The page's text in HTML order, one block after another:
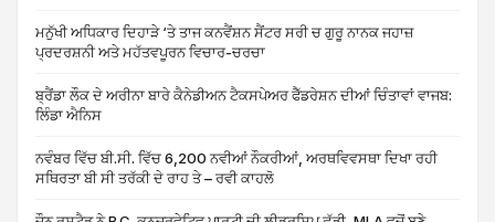
ਮਨੁੱਖੀ ਅਧਿਕਾਰ ਦਿਹਾੜੇ ‘ਤੇ ਤਾਜ ਕਨਵੈਂਸ਼ਨ ਸੈਂਟਰ ਸਰੀ ਚ ਗੁਰੂ ਨਾਨਕ ਜਹਾਜ਼
ਪ੍ਰਦਰਸ਼ਨੀ ਅਤੇ ਮਹੱਤਵਪੂਰਨ ਵਿਚਾਰ-ਚਰਚਾ
ਬ੍ਰੈਂਡਾ ਲੌਕ ਦੇ ਅਰੀਨਾ ਬਾਰੇ ਕੈਨੇਡੀਅਨ ਟੈਕਸਪੇਅਰ ਫੈੱਡਰੇਸ਼ਨ ਦੀਆਂ ਚਿੰਤਾਵਾਂ ਵਾਜਬ:
ਲਿੰਡਾ ਐਨਿਸ
ਨਵੰਬਰ ਵਿੱਚ ਬੀ.ਸੀ. ਵਿੱਚ 6,200 ਨਵੀਆਂ ਨੌਕਰੀਆਂ, ਅਰਥਵਿਵਸਥਾ ਦਿਖਾ ਰਹੀ
ਸਥਿਰਤਾ ਬੀ ਸੀ ਤਰੱਕੀ ਦੇ ਰਾਹ ਤੇ – ਰਵੀ ਕਾਹਲੋ